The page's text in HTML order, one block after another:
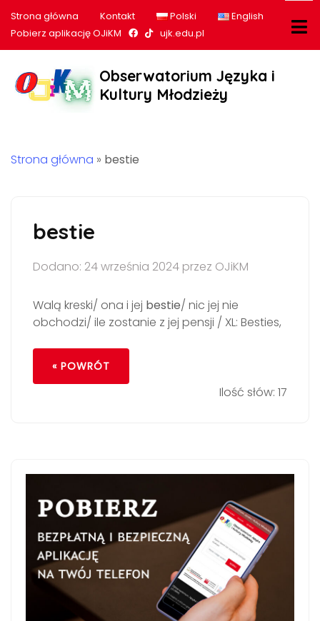
Strona główna Kontakt Polski
English
Pobierz aplikację OJiKM
Nasz profil na Facebook
Nasz profil na tiktok
ujk.edu.pl
Obserwatorium Języka i
Kultury Młodzieży
Strona główna » bestie
bestie
Dodano: 24 września 2024 przez OJiKM
Walą kreski/ ona i jej bestie/ nic jej nie
obchodzi/ ile zostanie z jej pensji / XL: Besties,
« POWRÓT
Ilość słów: 17